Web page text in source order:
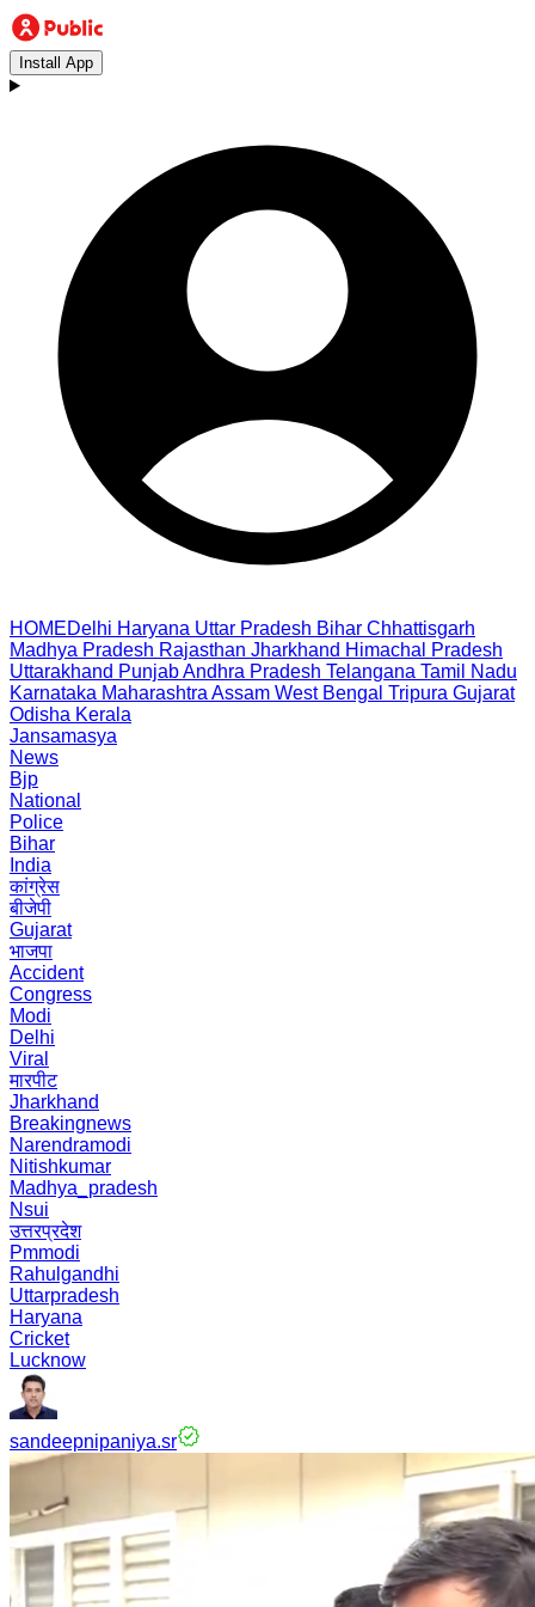
Install App
HOMEDelhi Haryana Uttar Pradesh Bihar Chhattisgarh
Madhya Pradesh Rajasthan Jharkhand Himachal Pradesh
Uttarakhand PunjabAndhra Pradesh Telangana Tamil Nadu
Karnataka Maharashtra Assam West Bengal Tripura Gujarat
Odisha Kerala
Jansamasya
News
Bjp
National
Police
Bihar
India
कांग्रेस
बीजेपी
Gujarat
भाजपा
Accident
Congress
Modi
Delhi
Viral
मारपीट
Jharkhand
Breakingnews
Narendramodi
Nitishkumar
Madhya_pradesh
Nsui
उत्तरप्रदेश
Pmmodi
Rahulgandhi
Uttarpradesh
Haryana
Cricket
Lucknow
sandeepnipaniya.sr